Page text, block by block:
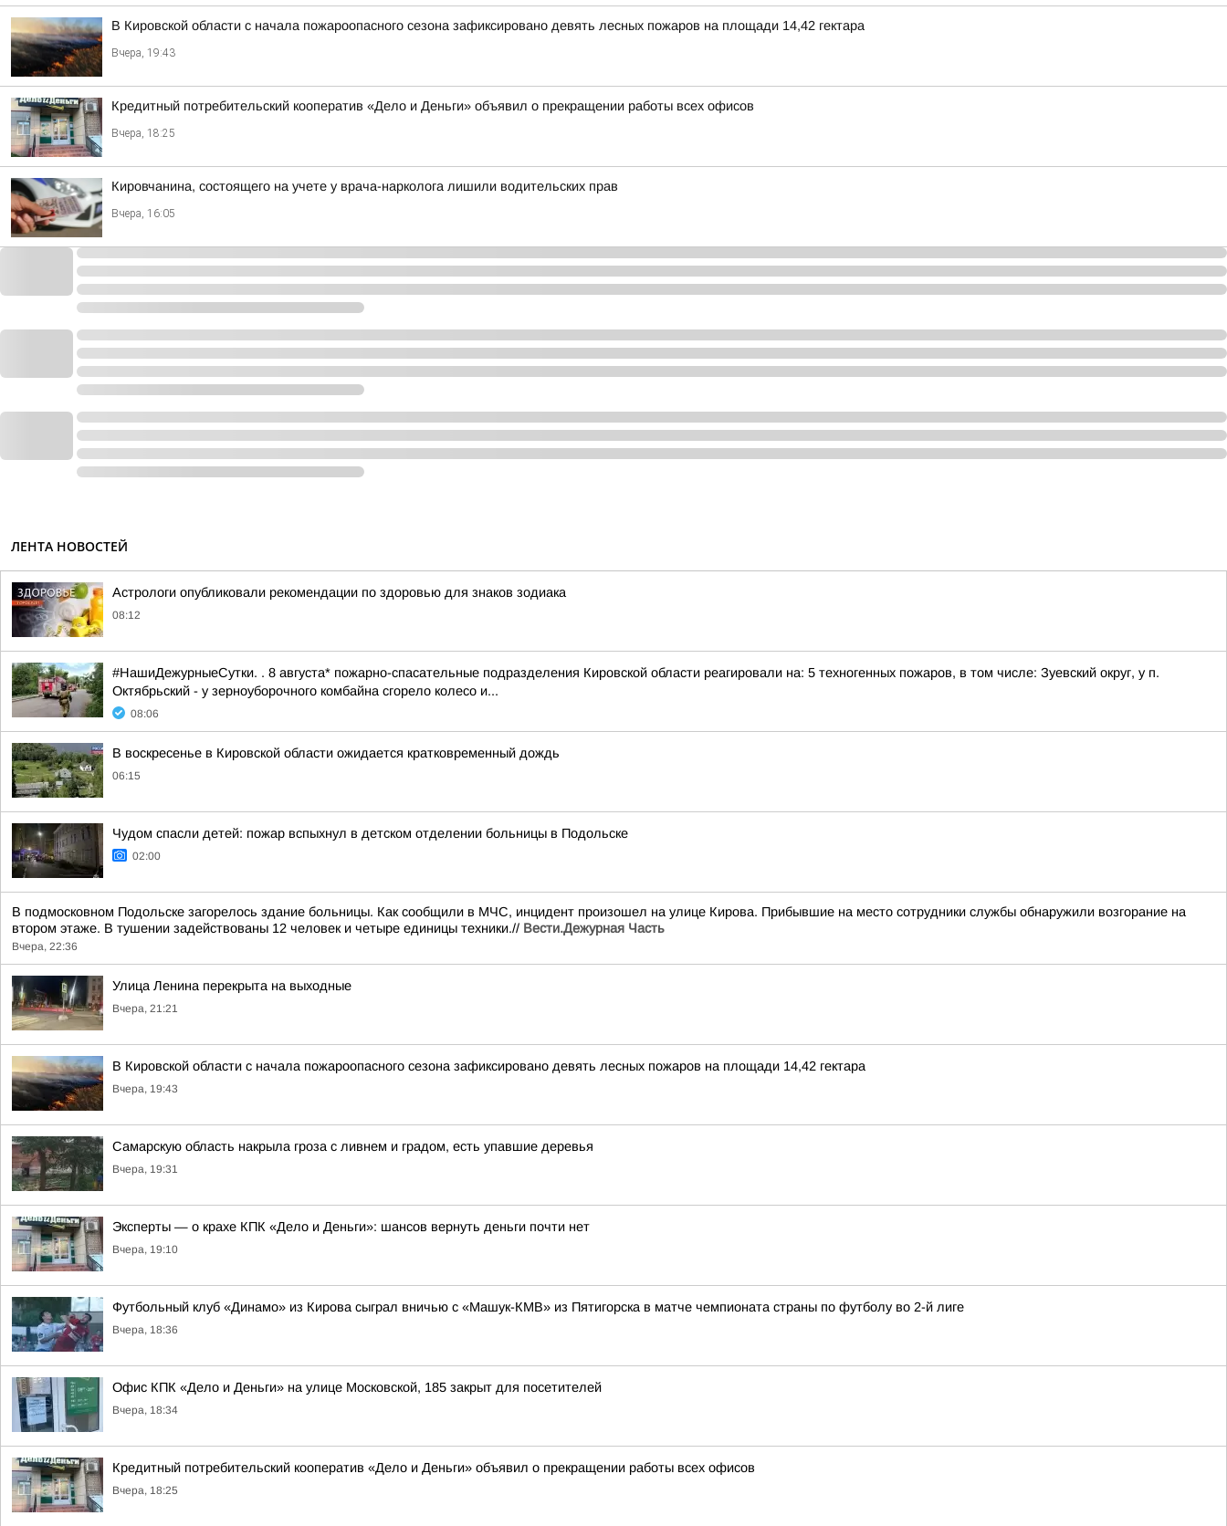
В Кировской области с начала пожароопасного сезона зафиксировано девять лесных пожаров на площади 14,42 гектара
Вчера, 19:43
Кредитный потребительский кооператив «Дело и Деньги» объявил о прекращении работы всех офисов
Вчера, 18:25
Кировчанина, состоящего на учете у врача-нарколога лишили водительских прав
Вчера, 16:05
ЛЕНТА НОВОСТЕЙ
Астрологи опубликовали рекомендации по здоровью для знаков зодиака
08:12
#НашиДежурныеСутки. . 8 августа* пожарно-спасательные подразделения Кировской области реагировали на: 5 техногенных пожаров, в том числе: Зуевский округ, у п.
Октябрьский - у зерноуборочного комбайна сгорело колесо и...
08:06
В воскресенье в Кировской области ожидается кратковременный дождь
06:15
Чудом спасли детей: пожар вспыхнул в детском отделении больницы в Подольске
02:00
В подмосковном Подольске загорелось здание больницы. Как сообщили в МЧС, инцидент произошел на улице Кирова. Прибывшие на место сотрудники службы обнаружили возгорание на
втором этаже. В тушении задействованы 12 человек и четыре единицы техники.// Вести.Дежурная Часть
Вчера, 22:36
Улица Ленина перекрыта на выходные
Вчера, 21:21
В Кировской области с начала пожароопасного сезона зафиксировано девять лесных пожаров на площади 14,42 гектара
Вчера, 19:43
Самарскую область накрыла гроза с ливнем и градом, есть упавшие деревья
Вчера, 19:31
Эксперты — о крахе КПК «Дело и Деньги»: шансов вернуть деньги почти нет
Вчера, 19:10
Футбольный клуб «Динамо» из Кирова сыграл вничью с «Машук-КМВ» из Пятигорска в матче чемпионата страны по футболу во 2-й лиге
Вчера, 18:36
Офис КПК «Дело и Деньги» на улице Московской, 185 закрыт для посетителей
Вчера, 18:34
Кредитный потребительский кооператив «Дело и Деньги» объявил о прекращении работы всех офисов
Вчера, 18:25